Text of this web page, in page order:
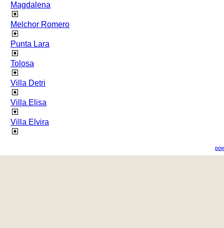
Magdalena
Melchor Romero
Punta Lara
Tolosa
Villa Detri
Villa Elisa
Villa Elvira